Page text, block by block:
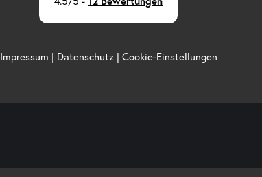
Impressum | Datenschutz| Cookie-Einstellungen